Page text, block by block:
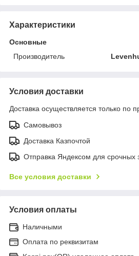
Характеристики
Основные
Производитель
Условия доставки
Доставка осуществляется только по
Самовывоз
Доставка Казпочтой
Отправка Яндексом для срочных
Все условия доставки
Условия оплаты
Наличными
Оплата по реквизитам